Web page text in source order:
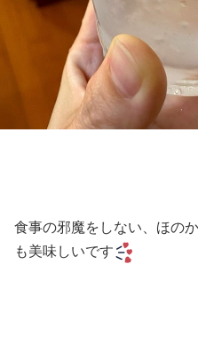
食事の邪魔をしない、ほの
も美味しいです